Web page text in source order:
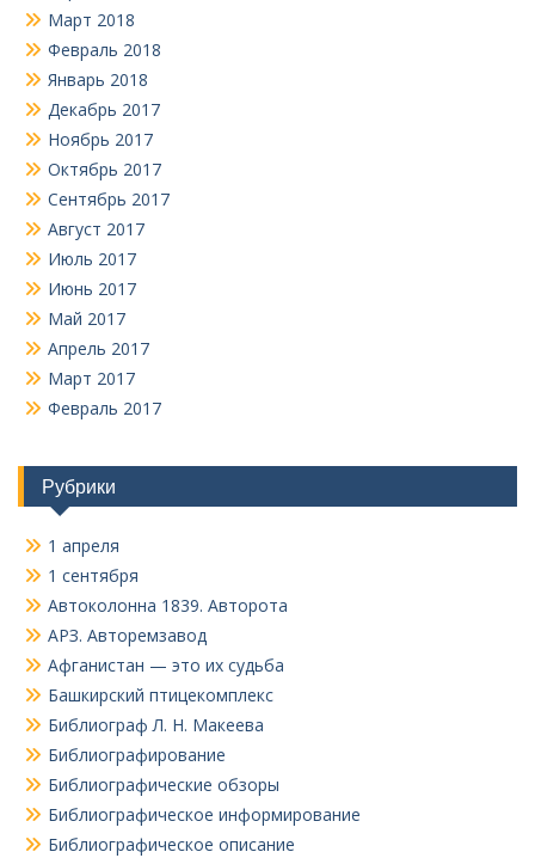
Март 2018
Февраль 2018
Январь 2018
Декабрь 2017
Ноябрь 2017
Октябрь 2017
Сентябрь 2017
Август 2017
Июль 2017
Июнь 2017
Май 2017
Апрель 2017
Март 2017
Февраль 2017
Рубрики
1 апреля
1 сентября
Автоколонна 1839. Авторота
АРЗ. Авторемзавод
Афганистан — это их судьба
Башкирский птицекомплекс
Библиограф Л. Н. Макеева
Библиографирование
Библиографические обзоры
Библиографическое информирование
Библиографическое описание